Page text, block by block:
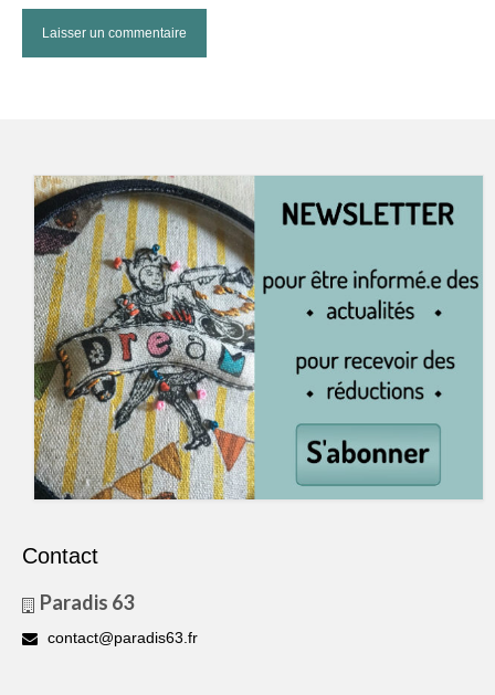
Contact
Paradis 63
contact@paradis63.fr